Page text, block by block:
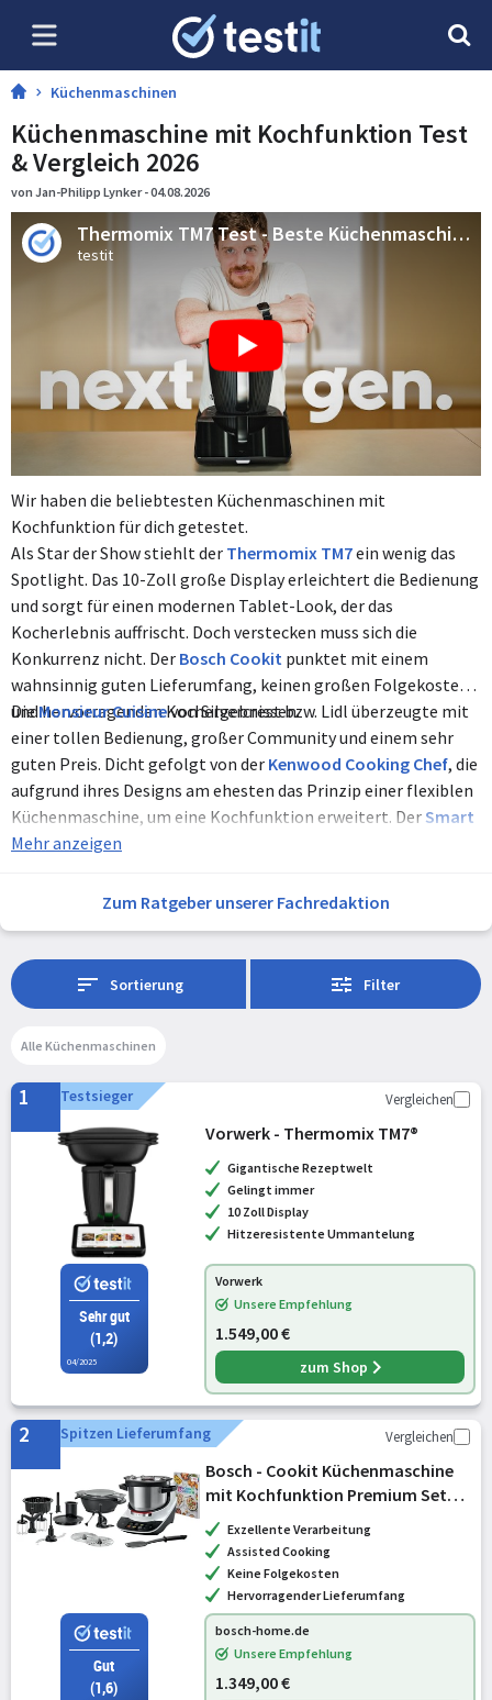
Küchenmaschinen
Küchenmaschine mit Kochfunktion Test
& Vergleich 2026
von Jan-Philipp Lynker - 04.08.2026
Thermomix TM7 Test - Beste Küchenmaschine in 2026?
testit
Wir haben die beliebtesten Küchenmaschinen mit
Kochfunktion für dich getestet.
Als Star der Show stiehlt der Thermomix TM7ein wenig das
Spotlight. Das 10-Zoll große Display erleichtert die Bedienung
und sorgt für einen modernen Tablet-Look, der das
Kocherlebnis auffrischt. Doch verstecken muss sich die
Konkurrenz nicht. Der Bosch Cookit punktet mit einem
wahnsinnig guten Lieferumfang, keinen großen Folgekosten
und hervorragenden Kochergebnissen.
DieMonsieur Cuisinevon Silvercrest bzw. Lidl überzeugte mit
einer tollen Bedienung, großer Community und einem sehr
guten Preis. Dicht gefolgt von der Kenwood Cooking Chef, die
aufgrund ihres Designs am ehesten das Prinzip einer flexiblen
Küchenmaschine, um eine Kochfunktion erweitert. Der Smart
Cooking Robot
Doch Bedienung und Verarbeitungsqualität
Lieferumfang. Ihm wird aber die fehlende Smart-Funktion zum
Verhängnis.
Mehr anzeigen
Zum Ratgeber unserer Fachredaktion
Sortierung Filter
Alle Küchenmaschinen
1 Testsieger Vergleichen
Sehr gut
(1,2)
04/2025
Vorwerk - Thermomix TM7®
Gigantische Rezeptwelt
Gelingt immer
10 Zoll Display
Hitzeresistente Ummantelung
Vorwerk
Unsere Empfehlung
1.549,00 €
zum Shop
2 Spitzen Lieferumfang Vergleichen
Gut
(1,6)
Bosch - Cookit Küchenmaschine
mit Kochfunktion Premium Set
WeißExzellente Verarbeitung
Assisted Cooking
Keine Folgekosten
Hervorragender Lieferumfang
bosch-home.de
Unsere Empfehlung
1.349,00 €